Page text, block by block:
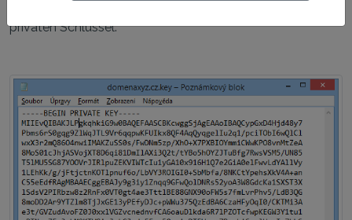
privaten Schlüssel.